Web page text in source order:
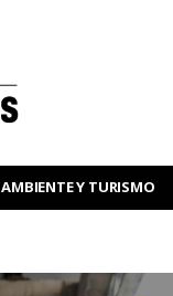
AMBIENTE Y TURISMO